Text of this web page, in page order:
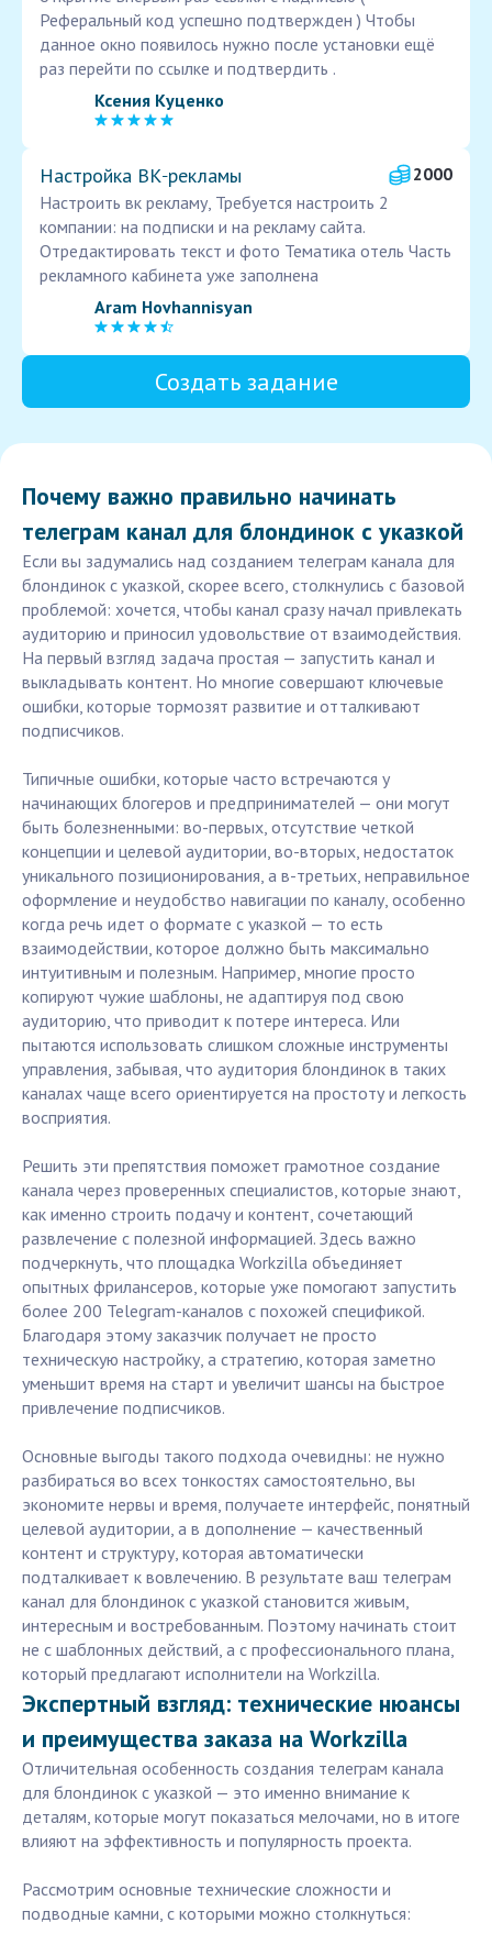
Реферальный код успешно подтвержден ) Чтобы
данное окно появилось нужно после установки ещё
раз перейти по ссылке и подтвердить .
Ксения Куценко
Настройка ВК‑рекламы
2000
Настроить вк рекламу, Требуется настроить 2
компании: на подписки и на рекламу сайта.
Отредактировать текст и фото Тематика отель Часть
рекламного кабинета уже заполнена
Aram Hovhannisyan
Создать задание
Почему важно правильно начинать
телеграм канал для блондинок с указкой
Если вы задумались над созданием телеграм канала для
блондинок с указкой, скорее всего, столкнулись с базовой
проблемой: хочется, чтобы канал сразу начал привлекать
аудиторию и приносил удовольствие от взаимодействия.
На первый взгляд задача простая — запустить канал и
выкладывать контент. Но многие совершают ключевые
ошибки, которые тормозят развитие и отталкивают
подписчиков.
Типичные ошибки, которые часто встречаются у
начинающих блогеров и предпринимателей — они могут
быть болезненными: во-первых, отсутствие четкой
концепции и целевой аудитории, во-вторых, недостаток
уникального позиционирования, а в-третьих, неправильное
оформление и неудобство навигации по каналу, особенно
когда речь идет о формате с указкой — то есть
взаимодействии, которое должно быть максимально
интуитивным и полезным. Например, многие просто
копируют чужие шаблоны, не адаптируя под свою
аудиторию, что приводит к потере интереса. Или
пытаются использовать слишком сложные инструменты
управления, забывая, что аудитория блондинок в таких
каналах чаще всего ориентируется на простоту и легкость
восприятия.
Решить эти препятствия поможет грамотное создание
канала через проверенных специалистов, которые знают,
как именно строить подачу и контент, сочетающий
развлечение с полезной информацией. Здесь важно
подчеркнуть, что площадка Workzilla объединяет
опытных фрилансеров, которые уже помогают запустить
более 200 Telegram-каналов с похожей спецификой.
Благодаря этому заказчик получает не просто
техническую настройку, а стратегию, которая заметно
уменьшит время на старт и увеличит шансы на быстрое
привлечение подписчиков.
Основные выгоды такого подхода очевидны: не нужно
разбираться во всех тонкостях самостоятельно, вы
экономите нервы и время, получаете интерфейс, понятный
целевой аудитории, а в дополнение — качественный
контент и структуру, которая автоматически
подталкивает к вовлечению. В результате ваш телеграм
канал для блондинок с указкой становится живым,
интересным и востребованным. Поэтому начинать стоит
не с шаблонных действий, а с профессионального плана,
который предлагают исполнители на Workzilla.
Экспертный взгляд: технические нюансы
и преимущества заказа на Workzilla
Отличительная особенность создания телеграм канала
для блондинок с указкой — это именно внимание к
деталям, которые могут показаться мелочами, но в итоге
влияют на эффективность и популярность проекта.
Рассмотрим основные технические сложности и
подводные камни, с которыми можно столкнуться: